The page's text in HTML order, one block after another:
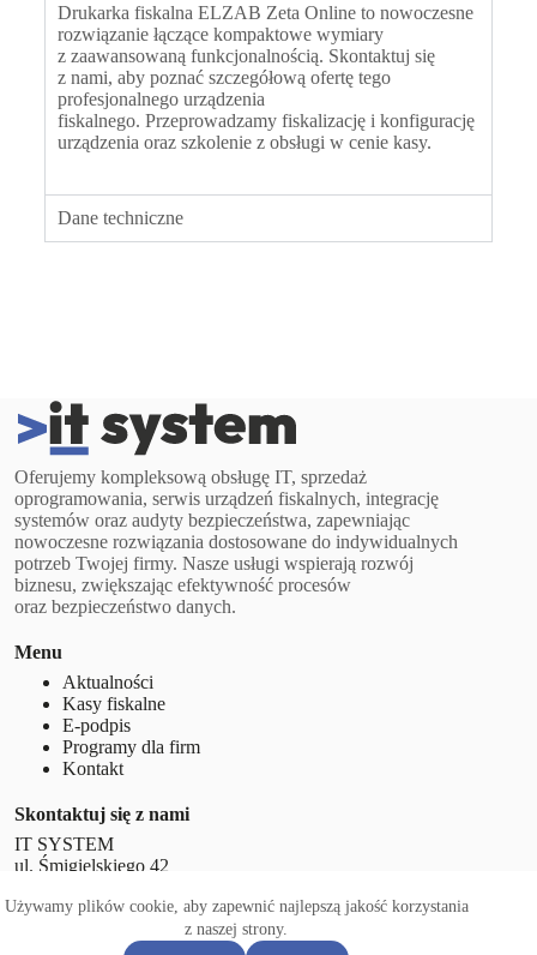
Używamy plików cookie, aby zapewnić najlepszą jakość korzystania
z naszej strony.
Drukarka fiskalna ELZAB Zeta Online to nowoczesne
rozwiązanie łączące kompaktowe wymiary
z zaawansowaną funkcjonalnością. Skontaktuj się
z nami, aby poznać szczegółową ofertę tego
profesjonalnego urządzenia
fiskalnego. Przeprowadzamy fiskalizację i konfigurację
urządzenia oraz szkolenie z obsługi w cenie kasy.
Dane techniczne
Oferujemy kompleksową obsługę IT, sprzedaż
oprogramowania, serwis urządzeń fiskalnych, integrację
systemów oraz audyty bezpieczeństwa, zapewniając
nowoczesne rozwiązania dostosowane do indywidualnych
potrzeb Twojej firmy. Nasze usługi wspierają rozwój
biznesu, zwiększając efektywność procesów
oraz bezpieczeństwo danych.
Menu
Aktualności
Kasy fiskalne
E-podpis
Programy dla firm
Kontakt
Skontaktuj się z nami
IT SYSTEM
ul. Śmigielskiego 42
+48 62 597 77 01
lp.moc.metsysti